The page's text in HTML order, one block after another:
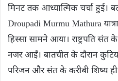
मिनट तक आध्यात्मिक चर्चा हुई।
Droupadi Murmu Mathura
हिस्सा सामने आया। राष्ट्रपति संत
नजर आईं। बातचीत के दौरान
परिजन और संत के करीबी शिष्य